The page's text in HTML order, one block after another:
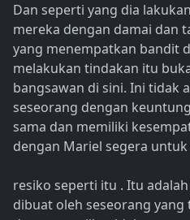
Dan seperti yang dia
mereka dengan damai dan
yang menempatkan bandit
melakukan tindakan itu
bangsawan di sini. Ini tidak
seseorang dengan
sama dan memiliki
dengan Mariel segera
resiko seperti itu . Itu
dibuat oleh seseorang